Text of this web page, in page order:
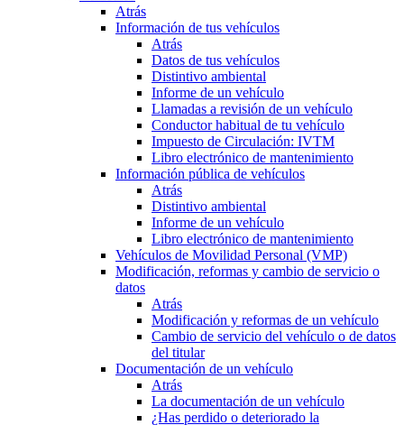
Atrás
Información de tus vehículos
Atrás
Datos de tus vehículos
Distintivo ambiental
Informe de un vehículo
Llamadas a revisión de un vehículo
Conductor habitual de tu vehículo
Impuesto de Circulación: IVTM
Libro electrónico de mantenimiento
Información pública de vehículos
Atrás
Distintivo ambiental
Informe de un vehículo
Libro electrónico de mantenimiento
Vehículos de Movilidad Personal (VMP)
Modificación, reformas y cambio de servicio o
datos
Atrás
Modificación y reformas de un vehículo
Cambio de servicio del vehículo o de datos
del titular
Documentación de un vehículo
Atrás
La documentación de un vehículo
¿Has perdido o deteriorado la